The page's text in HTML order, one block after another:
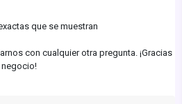
que se muestran
con cualquier otra pregunta. ¡Gracias